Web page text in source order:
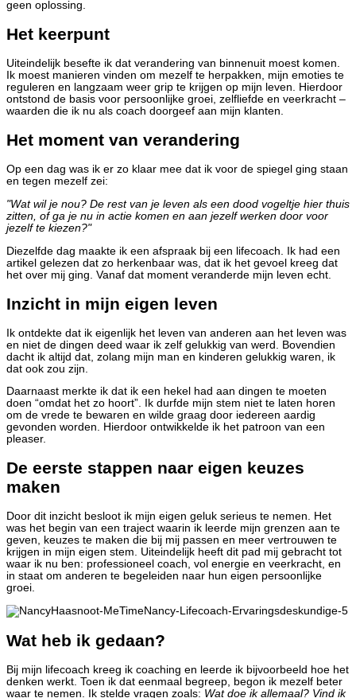
geen oplossing.
Het keerpunt
Uiteindelijk besefte ik dat verandering van binnenuit moest komen.
Ik moest manieren vinden om mezelf te herpakken, mijn emoties te
reguleren en langzaam weer grip te krijgen op mijn leven. Hierdoor
ontstond de basis voor persoonlijke groei, zelfliefde en veerkracht –
waarden die ik nu als coach doorgeef aan mijn klanten.
Het moment van verandering
Op een dag was ik er zo klaar mee dat ik voor de spiegel ging staan
en tegen mezelf zei:
"Wat wil je nou? De rest van je leven als een dood vogeltje hier thuis
zitten, of ga je nu in actie komen en aan jezelf werken door voor
jezelf te kiezen?"
Diezelfde dag maakte ik een afspraak bij een lifecoach. Ik had een
artikel gelezen dat zo herkenbaar was, dat ik het gevoel kreeg dat
het over mij ging. Vanaf dat moment veranderde mijn leven echt.
Inzicht in mijn eigen leven
Ik ontdekte dat ik eigenlijk het leven van anderen aan het leven was
en niet de dingen deed waar ik zelf gelukkig van werd. Bovendien
dacht ik altijd dat, zolang mijn man en kinderen gelukkig waren, ik
dat ook zou zijn.
Daarnaast merkte ik dat ik een hekel had aan dingen te moeten
doen “omdat het zo hoort”. Ik durfde mijn stem niet te laten horen
om de vrede te bewaren en wilde graag door iedereen aardig
gevonden worden. Hierdoor ontwikkelde ik het patroon van een
pleaser.
De eerste stappen naar eigen keuzes
maken
Door dit inzicht besloot ik mijn eigen geluk serieus te nemen. Het
was het begin van een traject waarin ik leerde mijn grenzen aan te
geven, keuzes te maken die bij mij passen en meer vertrouwen te
krijgen in mijn eigen stem. Uiteindelijk heeft dit pad mij gebracht tot
waar ik nu ben: professioneel coach, vol energie en veerkracht, en
in staat om anderen te begeleiden naar hun eigen persoonlijke
groei.
Wat heb ik gedaan?
Bij mijn lifecoach kreeg ik coaching en leerde ik bijvoorbeeld hoe het
denken werkt. Toen ik dat eenmaal begreep, begon ik mezelf beter
waar te nemen. Ik stelde vragen zoals: Wat doe ik allemaal? Vind ik